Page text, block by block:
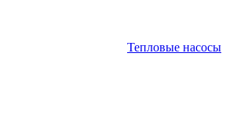
Тепловые насосы